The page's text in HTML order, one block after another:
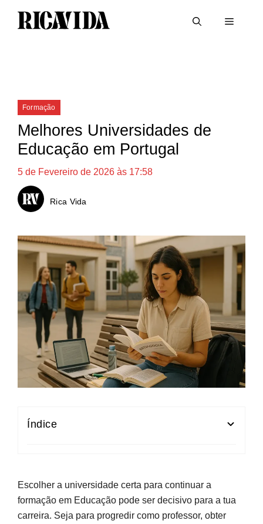
Categorias
Formação
Melhores Universidades de
Educação em Portugal
5 de Fevereiro de 2026 às 17:58
Rica Vida
Índice
Rankings internacionais como ferramenta de decisão
Critérios práticos para comparar instituições
Escolher a universidade certa para continuar a
formação em Educação pode ser decisivo para a tua
carreira. Seja para progredir como professor, obter